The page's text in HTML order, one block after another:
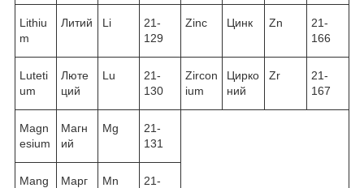
Lithiu
m
Литий Li
21-
129
Zinc Цинк Zn
21-
166
Luteti
um
Люте
ций
Lu
21-
130
Zircon
ium
Цирко
ний
Zr
21-
167
Magn
esium
Магн
ий
Mg
21-
131
Mang
Марг
Mn
21-